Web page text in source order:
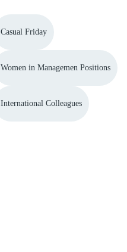
Casual Friday
Women in Managemen Positions
International Colleagues